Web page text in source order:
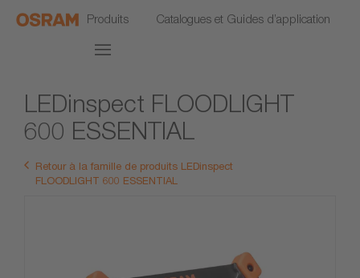
Produits Catalogues et Guides d’application
LEDinspect FLOODLIGHT
600 ESSENTIAL
Retour à la famille de produits LEDinspect
FLOODLIGHT 600 ESSENTIAL